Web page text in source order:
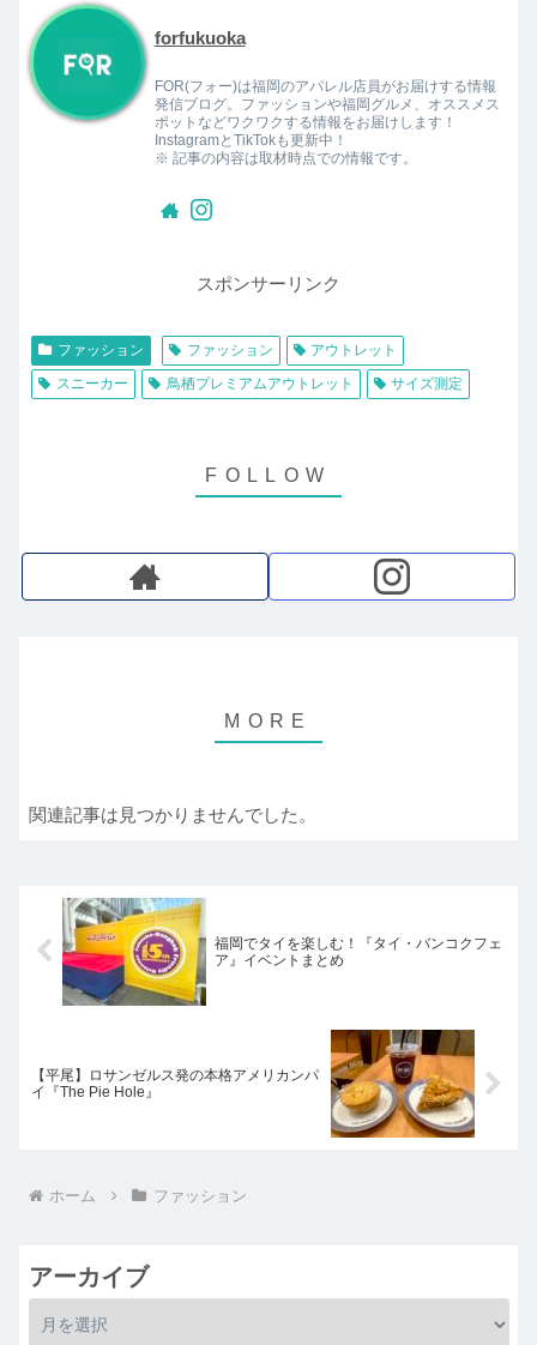
forfukuoka
FOR(フォー)は福岡のアパレル店員がお届けする情報
発信ブログ。ファッションや福岡グルメ、オススメス
ポットなどワクワクする情報をお届けします！
InstagramとTikTokも更新中！
※ 記事の内容は取材時点での情報です。
スポンサーリンク
ファッション ファッション
アウトレット
スニーカー
鳥栖プレミアムアウトレット サイズ測定
関連記事は見つかりませんでした。
福岡でタイを楽しむ！『タイ・バンコクフェ
ア』イベントまとめ
【平尾】ロサンゼルス発の本格アメリカンパ
イ『The Pie Hole』
ホーム ファッション
アーカイブ